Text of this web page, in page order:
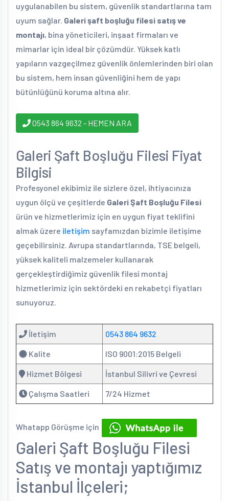
uygulanabilen bu sistem, güvenlik standartlarına tam
uyum sağlar. Galeri şaft boşluğu filesi satış ve
montajı, bina yöneticileri, inşaat firmaları ve
mimarlar için ideal bir çözümdür. Yüksek katlı
yapıların vazgeçilmez güvenlik önlemlerinden biri olan
bu sistem, hem insan güvenliğini hem de yapı
bütünlüğünü koruma altına alır.
0543 864 9632 - HEMEN ARA
Galeri Şaft Boşluğu Filesi Fiyat
Bilgisi
Profesyonel ekibimiz ile sizlere özel, ihtiyacınıza
uygun ölçü ve çeşitlerde Galeri Şaft Boşluğu Filesi
ürün ve hizmetlerimiz için en uygun fiyat teklifini
almak üzere iletişim sayfamızdan bizimle iletişime
geçebilirsiniz. Avrupa standartlarında, TSE belgeli,
yüksek kaliteli malzemeler kullanarak
gerçekleştirdiğimiz güvenlik filesi montaj
hizmetlerimiz için sektördeki en rekabetçi fiyatları
sunuyoruz.
İletişim 0543 864 9632
Kalite ISO 9001:2015 Belgeli
Hizmet Bölgesi İstanbul Silivri ve Çevresi
Çalışma Saatleri 7/24 Hizmet
Whatapp Görüşme için
Galeri Şaft Boşluğu Filesi
Satış ve montajı yaptığımız
İstanbul İlçeleri;